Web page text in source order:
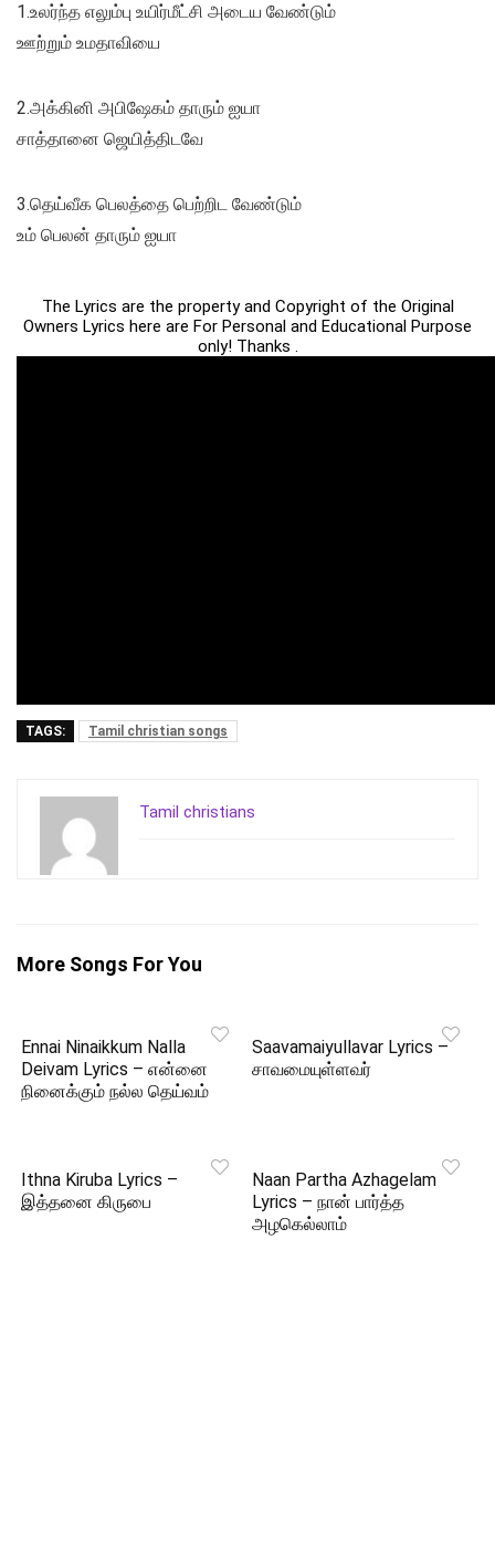
1.உலர்ந்த எலும்பு உயிர்மீட்சி அடைய வேண்டும்
ஊற்றும் உமதாவியை
2.அக்கினி அபிஷேகம் தாரும் ஐயா
சாத்தானை ஜெயித்திடவே
3.தெய்வீக பெலத்தை பெற்றிட வேண்டும்
உம் பெலன் தாரும் ஐயா
The Lyrics are the property and Copyright of the Original
Owners Lyrics here are For Personal and Educational Purpose
only! Thanks .
TAGS: Tamil christian songs
Tamil christians
More Songs For You
Ennai Ninaikkum Nalla
Deivam Lyrics – என்னை
நினைக்கும் நல்ல தெய்வம்
Saavamaiyullavar Lyrics –
சாவமையுள்ளவர்
Ithna Kiruba Lyrics –
இத்தனை கிருபை
Naan Partha Azhagelam
Lyrics – நான் பார்த்த
அழகெல்லாம்